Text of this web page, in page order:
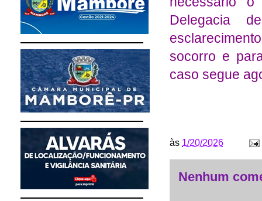
Delegacia
socorro e
caso segue
às 1/20/2026
Nenhum